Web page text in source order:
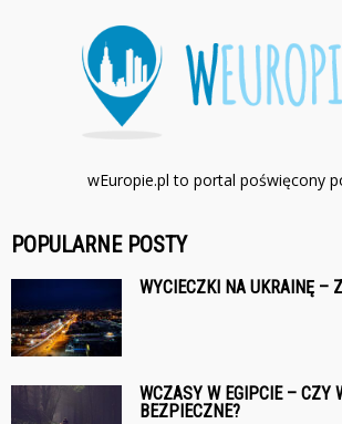
wEuropie.pl to portal poświęcony
POPULARNE POSTY
WYCIECZKI NA UKRAINĘ –
WCZASY W EGIPCIE – CZY
BEZPIECZNE?